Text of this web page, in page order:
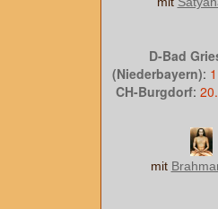
D-Bad
(Niederbayern):
CH-Burgdorf:
mit